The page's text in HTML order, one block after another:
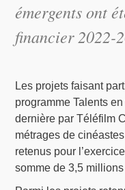
émergents ont
financier 2022-
Les projets faisant
programme Talents
dernière par Téléfilm
métrages de
retenus pour
somme de 3,5